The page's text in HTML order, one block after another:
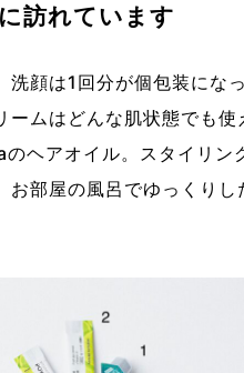
訪れています
顔は1回分が個包装にな
ムはどんな肌状態でも使
ヘアオイル。スタイリン
部屋の風呂でゆっくりし